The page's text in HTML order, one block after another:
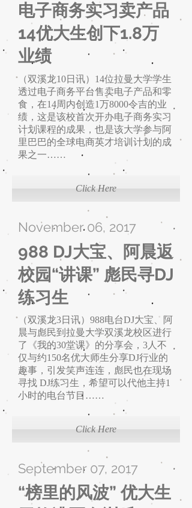
电子商务实习卖产品
14优大生创下1.8万
业绩
（双溪龙10日讯）14位拉曼大学学生
透过电子商务平台售卖电子产品和零
食，在14周内创造1万8000令吉的业
绩，这是该校首次开办电子商务实习
计划课程的成果，也是该大学参与阿
里巴巴的全球电商英才培训计划的成
果之一……
Click Here
November 06, 2017
988 DJ大宝、阿晨返
校园“讲课” 彪民寻DJ
练习生
（双溪龙3日讯）988电台DJ大宝、阿
晨与彪民到拉曼大学双溪龙校区进行
了《我的30堂课》的分享会，3人不
仅与约150名优大师生分享DJ行业的
趣事，引发笑声连连，彪民也在现场
寻找 DJ练习生，希望可以代他主持1
小时的电台节目……
Click Here
September 07, 2017
“榜里的风波” ​优大生